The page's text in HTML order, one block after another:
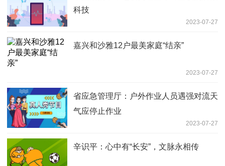
科技
2023-07-27
嘉兴和沙雅12户最美家庭“结亲”
2023-07-27
省应急管理厅：户外作业人员遇强对流天
气应停止作业
2023-07-27
辛识平：心中有“长安”，文脉永相传